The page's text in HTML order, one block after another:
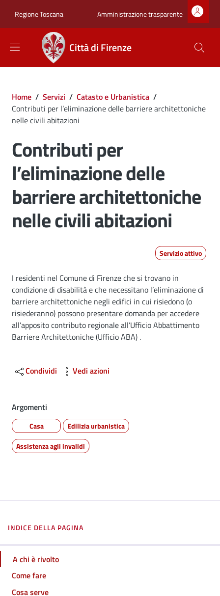
Regione Toscana Zona superiore
Amministrazione trasparente
Città di Firenze
Briciole di pane
Home / Servizi / Catasto e Urbanistica /
Contributi per l’eliminazione delle barriere architettoniche
nelle civili abitazioni
Contributi per
l’eliminazione delle
barriere architettoniche
nelle civili abitazioni
Servizio attivo
Dettagli
I residenti nel Comune di Firenze che si trovano in
condizione di disabilità e che necessitano l’eliminazione di
barriere architettoniche negli edifici in cui risiedono (o
risiederanno) possono presentare domanda per accedere
all’apposito contributo regionale all’Ufficio Abbattimento
Barriere Architettoniche (Ufficio ABA) .
Condividi Vedi azioni
Argomenti
Casa
Edilizia urbanistica
Assistenza agli invalidi
INDICE DELLA PAGINA
A chi è rivolto
Come fare
Cosa serve